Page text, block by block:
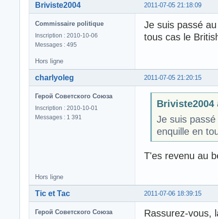
2011-07-05 21:18:09
Briviste2004
Commissaire politique
Inscription : 2010-10-06
Messages : 495
Je suis passé
tous cas le
Hors ligne
2011-07-05 21:20:15
charlyoleg
Герой Советского Союза
Inscription : 2010-10-01
Messages : 1 391
Briviste2004
Je suis
enquille en
T'es revenu au
Hors ligne
2011-07-06 18:39:15
Tic et Tac
Герой Советского Союза
Rassurez-vous,